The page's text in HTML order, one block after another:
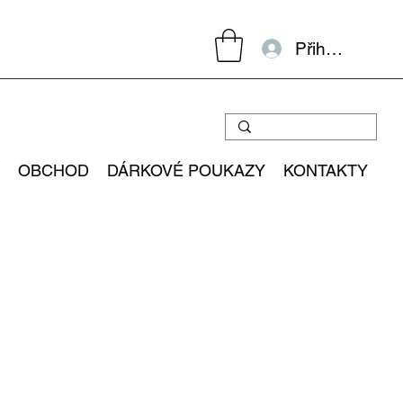
Přihlásit se
OBCHOD DÁRKOVÉ POUKAZY KONTAKTY